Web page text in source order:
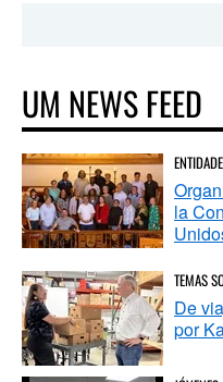
UM NEWS FEED
la
TEMAS
De
por